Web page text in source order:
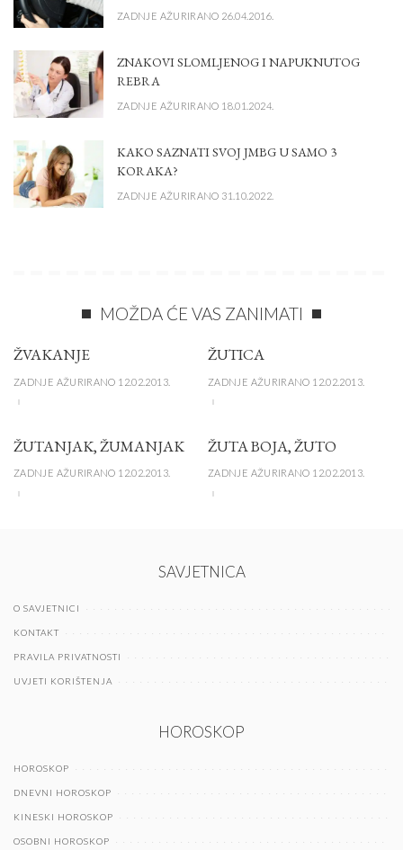
ZADNJE AŽURIRANO 26.04.2016.
ZNAKOVI SLOMLJENOG I NAPUKNUTOG
REBRA
ZADNJE AŽURIRANO 18.01.2024.
KAKO SAZNATI SVOJ JMBG U SAMO 3
KORAKA?
ZADNJE AŽURIRANO 31.10.2022.
MOŽDA ĆE VAS ZANIMATI
ŽVAKANJE
ZADNJE AŽURIRANO 12.02.2013.
ŽUTICA
ZADNJE AŽURIRANO 12.02.2013.
ŽUTANJAK, ŽUMANJAK
ZADNJE AŽURIRANO 12.02.2013.
ŽUTA BOJA, ŽUTO
ZADNJE AŽURIRANO 12.02.2013.
SAVJETNICA
O SAVJETNICI
KONTAKT
PRAVILA PRIVATNOSTI
UVJETI KORIŠTENJA
HOROSKOP
HOROSKOP
DNEVNI HOROSKOP
KINESKI HOROSKOP
OSOBNI HOROSKOP